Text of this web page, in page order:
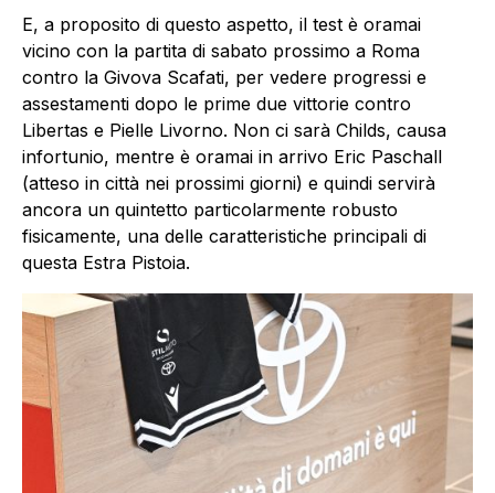
E, a proposito di questo aspetto, il test è oramai
vicino con la partita di sabato prossimo a Roma
contro la Givova Scafati, per vedere progressi e
assestamenti dopo le prime due vittorie contro
Libertas e Pielle Livorno. Non ci sarà Childs, causa
infortunio, mentre è oramai in arrivo Eric Paschall
(atteso in città nei prossimi giorni) e quindi servirà
ancora un quintetto particolarmente robusto
fisicamente, una delle caratteristiche principali di
questa Estra Pistoia.